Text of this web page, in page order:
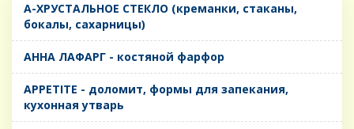
A-ХРУСТАЛЬНОЕ СТЕКЛО (креманки, стаканы,
бокалы, сахарницы)
AHHA ЛАФАРГ - костяной фарфор
APPETITE - доломит, формы для запекания,
кухонная утварь